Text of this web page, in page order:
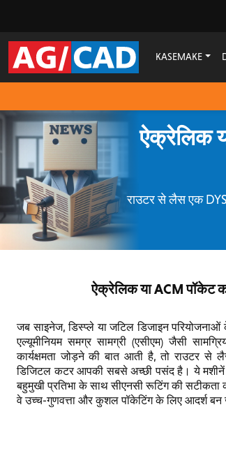
KASEMAKE
ऐक्रेलिक
राउटर से लैस एक
ऐक्रेलिक या ACM पॉकेट
जब साइनेज, डिस्प्ले या जटिल डिजाइन
एल्यूमीनियम समग्र सामग्री (एसीएम) जैसी
कार्यक्षमता जोड़ने की बात आती है, तो राउटर से
डिजिटल कटर आपकी सबसे अच्छी पसंद है। ये मशीनें
बहुमुखी प्रतिभा के साथ सीएनसी रूटिंग की सटीकता
वे उच्च-गुणवत्ता और कुशल पॉकेटिंग के लिए आदर्श बन